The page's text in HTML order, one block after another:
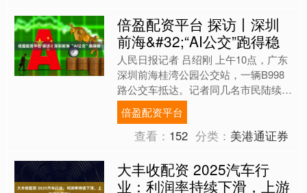
倍盈配资平台 探访丨深圳
前海&#32;“AI公交”跑得稳
人民日报记者 吕绍刚 上午10点，广东
深圳前海桂湾公园公交站，一辆B998
路公交车抵达。记者同几名市民陆续上
车，扫码、落座。“这是自动驾驶的‘AI
公交’，现在可....
倍盈配资平台
查看： 152 分类： 美港通证券
大丰收配资 2025汽车行
业：利润率持续下滑，上游